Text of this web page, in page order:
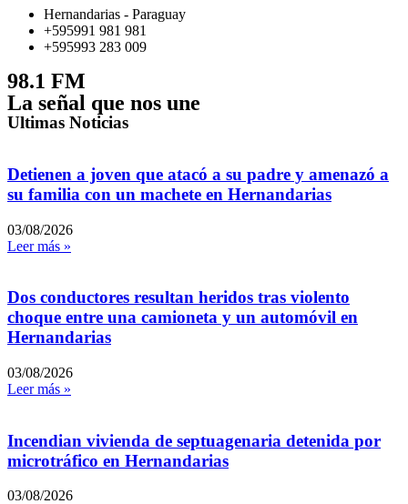
Hernandarias - Paraguay
+595991 981 981
+595993 283 009
98.1 FM
La señal que nos une
Ultimas Noticias
Detienen a joven que atacó a su padre y amenazó a
su familia con un machete en Hernandarias
03/08/2026
Leer más »
Dos conductores resultan heridos tras violento
choque entre una camioneta y un automóvil en
Hernandarias
03/08/2026
Leer más »
Incendian vivienda de septuagenaria detenida por
microtráfico en Hernandarias
03/08/2026